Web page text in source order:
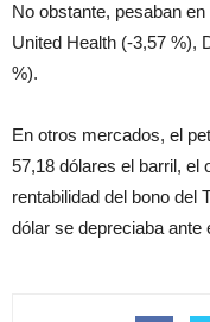
No obstante, pesaban
United Health (-3,57 %),
%).
En otros mercados, el
57,18 dólares el barril, el
rentabilidad del bono del
dólar se depreciaba ante